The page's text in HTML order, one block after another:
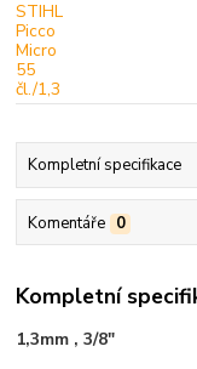
Kompletní specifikace
Komentáře 0
Kompletní
1,3mm , 3/8"